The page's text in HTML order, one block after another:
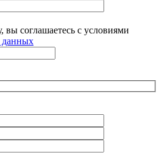
соглашаетесь с условиями
данных